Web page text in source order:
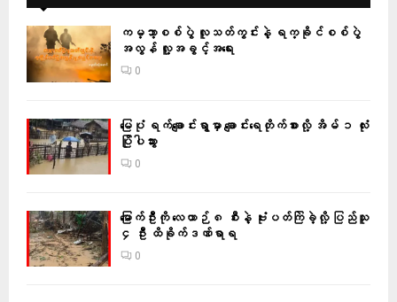
ကမ္ဘာ့စစ်ပွဲ လူသတ်ကွင်းနဲ့ ရက္ခိုင်စစ်ပွဲ
အလွန် လူ့အခွင့်အရေး
0
မြေပုံ ရက်ချောင်းရွာမှာ ချောင်းရေတိုက်စားလို့ အိမ် ၁ လုံး
ပြိုပါသွား
0
မြောက်ဦးကို လေယာဉ် ၈ စီးနဲ့ ဗုံးပတ်ကြဲခဲ့လို့ ပြည်သူ
၄ ဦး ထိခိုက်ဒဏ်ရာရ
0